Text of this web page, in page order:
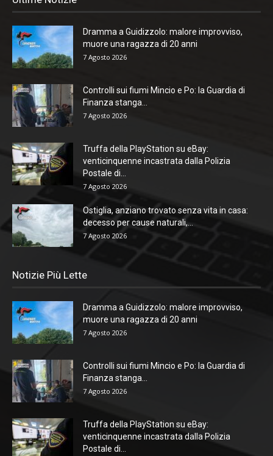
Dramma a Guidizzolo: malore improvviso,
muore una ragazza di 20 anni
7 Agosto 2026
Controlli sui fiumi Mincio e Po: la Guardia di
Finanza stanga...
7 Agosto 2026
Truffa della PlayStation su eBay:
venticinquenne incastrata dalla Polizia
Postale di...
7 Agosto 2026
Ostiglia, anziano trovato senza vita in casa:
decesso per cause naturali,...
7 Agosto 2026
Notizie Più Lette
Dramma a Guidizzolo: malore improvviso,
muore una ragazza di 20 anni
7 Agosto 2026
Controlli sui fiumi Mincio e Po: la Guardia di
Finanza stanga...
7 Agosto 2026
Truffa della PlayStation su eBay:
venticinquenne incastrata dalla Polizia
Postale di...